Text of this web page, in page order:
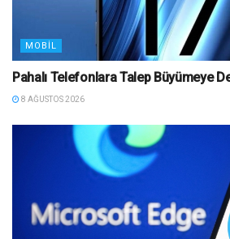
MOBIL
Pahalı Telefonlara Talep Büyümeye
8 AĞUSTOS 2026